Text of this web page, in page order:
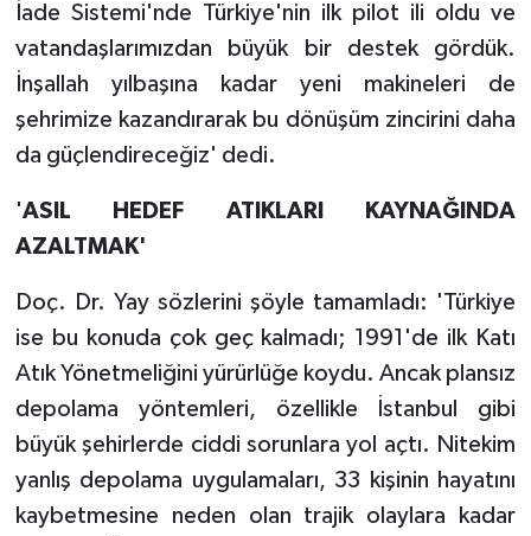
İade Sistemi'nde Türkiye'nin ilk pilot ili oldu ve
vatandaşlarımızdan büyük bir destek gördük.
İnşallah yılbaşına kadar yeni makineleri de
şehrimize kazandırarak bu dönüşüm zincirini daha
da güçlendireceğiz' dedi.
'ASIL HEDEF ATIKLARI KAYNAĞINDA
AZALTMAK'
Doç. Dr. Yay sözlerini şöyle tamamladı: 'Türkiye
ise bu konuda çok geç kalmadı; 1991'de ilk Katı
Atık Yönetmeliğini yürürlüğe koydu. Ancak plansız
depolama yöntemleri, özellikle İstanbul gibi
büyük şehirlerde ciddi sorunlara yol açtı. Nitekim
yanlış depolama uygulamaları, 33 kişinin hayatını
kaybetmesine neden olan trajik olaylara kadar